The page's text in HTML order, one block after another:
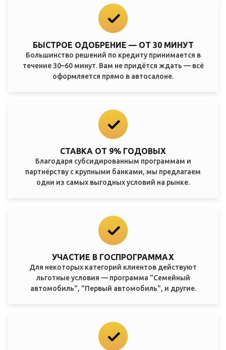
БЫСТРОЕ ОДОБРЕНИЕ — ОТ 30 МИНУТ
Большинство решений по кредиту принимается в
течение 30–60 минут. Вам не придётся ждать — всё
оформляется прямо в автосалоне.
СТАВКА ОТ 9% ГОДОВЫХ
Благодаря субсидированным программам и
партнёрству с крупными банками, мы предлагаем
одни из самых выгодных условий на рынке.
УЧАСТИЕ В ГОСПРОГРАММАХ
Для некоторых категорий клиентов действуют
льготные условия — программа "Семейный
автомобиль", "Первый автомобиль", и другие.